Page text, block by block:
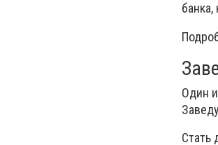
Один
Стать